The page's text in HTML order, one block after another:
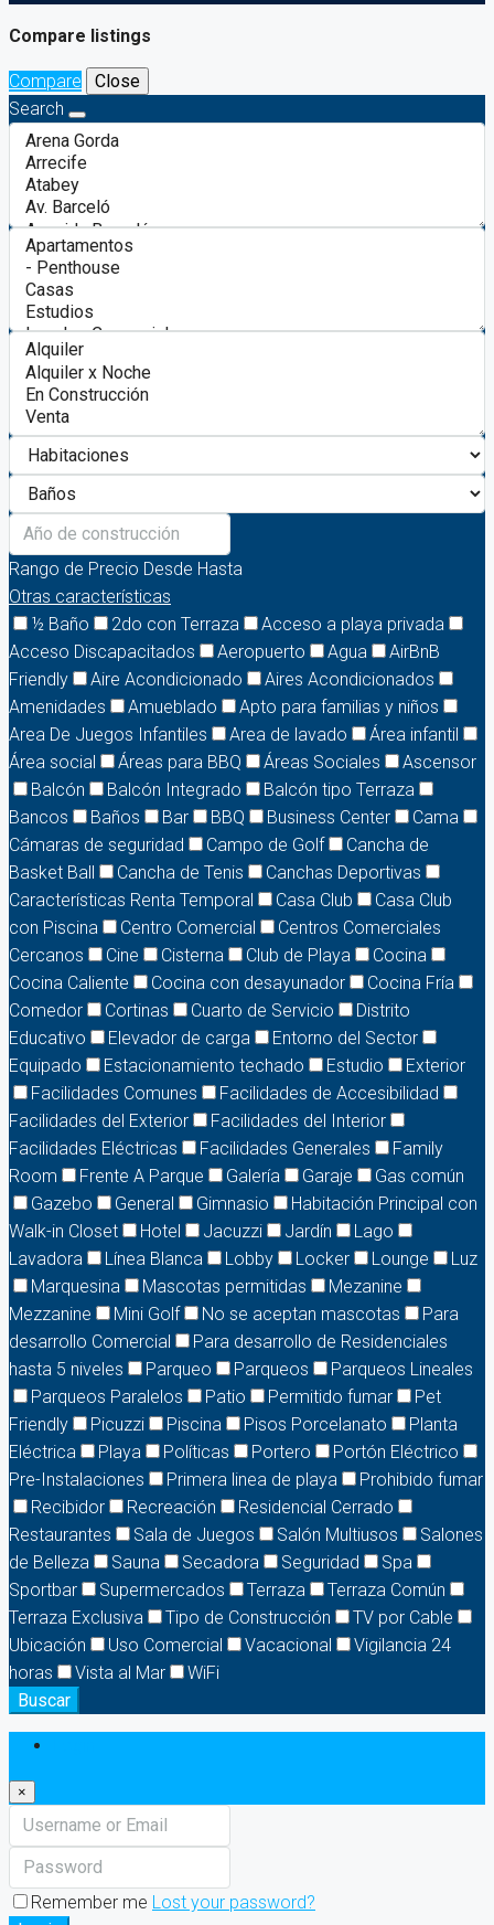
Compare listings
Compare
Close
Search
Rango de Precio Desde Hasta
Otras características
½ Baño
2do con Terraza
Acceso a playa privada
Acceso Discapacitados
Aeropuerto Agua
AirBnB
Friendly
Aire Acondicionado
Aires Acondicionados
Amenidades
Amueblado
Apto para familias y niños
Area De Juegos Infantiles
Area de lavado
Área infantil
Área social
Áreas para BBQ Áreas Sociales
Ascensor
Balcón
Balcón Integrado
Balcón tipo Terraza
Bancos
Baños Bar BBQ Business Center
Cama
Cámaras de seguridad
Campo de Golf
Cancha de
Basket Ball
Cancha de Tenis
Canchas Deportivas
Características Renta Temporal
Casa Club
Casa Club
con Piscina
Centro Comercial
Centros Comerciales
Cercanos
Cine Cisterna Club de Playa
Cocina
Cocina Caliente
Cocina con desayunador
Cocina Fría
Comedor
Cortinas Cuarto de Servicio
Distrito
Educativo
Elevador de carga
Entorno del Sector
Equipado
Estacionamiento techado Estudio
Exterior
Facilidades Comunes
Facilidades de Accesibilidad
Facilidades del Exterior
Facilidades del Interior
Facilidades Eléctricas
Facilidades Generales
Family
Room
Frente A Parque Galería Garaje
Gas común
Gazebo
General Gimnasio
Habitación Principal con
Walk-in Closet
Hotel Jacuzzi Jardín
Lago
Lavadora
Línea Blanca Lobby Locker Lounge
Luz
Marquesina
Mascotas permitidas
Mezanine
Mezzanine
Mini Golf No se aceptan mascotas
Para
desarrollo Comercial
Para desarrollo de Residenciales
hasta 5 niveles
Parqueo Parqueos
Parqueos Lineales
Parqueos Paralelos
Patio Permitido fumar
Pet
Friendly
Picuzzi Piscina Pisos Porcelanato
Planta
Eléctrica
Playa Políticas Portero
Portón Eléctrico
Pre-Instalaciones
Primera linea de playa
Prohibido fumar
Recibidor
Recreación
Residencial Cerrado
Restaurantes
Sala de Juegos Salón Multiusos
Salones
de Belleza
Sauna Secadora Seguridad
Spa
Sportbar
Supermercados Terraza
Terraza Común
Terraza Exclusiva
Tipo de Construcción
TV por Cable
Ubicación
Uso Comercial Vacacional
Vigilancia 24
horas
Vista al Mar
WiFi
Buscar
×
Remember me Lost your password?